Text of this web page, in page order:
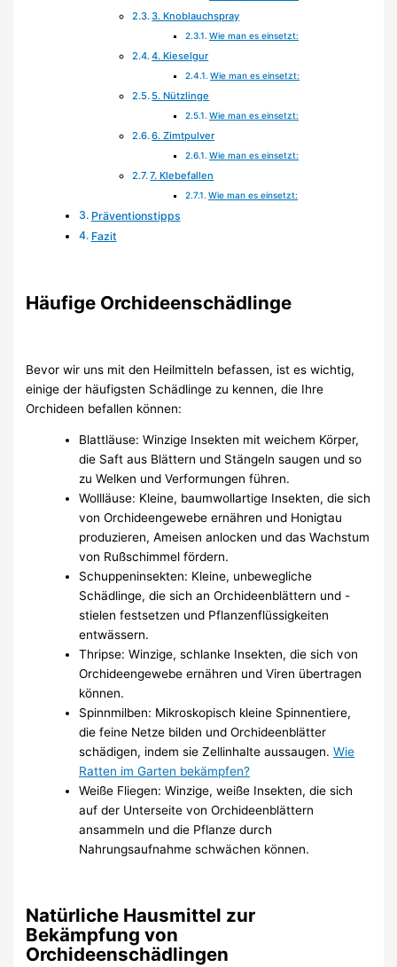
3. Knoblauchspray
Wie man es einsetzt:
4. Kieselgur
Wie man es einsetzt:
5. Nützlinge
Wie man es einsetzt:
6. Zimtpulver
Wie man es einsetzt:
7. Klebefallen
Wie man es einsetzt:
Präventionstipps
Fazit
Häufige Orchideenschädlinge
Bevor wir uns mit den Heilmitteln befassen, ist es wichtig,
einige der häufigsten Schädlinge zu kennen, die Ihre
Orchideen befallen können:
Blattläuse: Winzige Insekten mit weichem Körper,
die Saft aus Blättern und Stängeln saugen und so
zu Welken und Verformungen führen.
Wollläuse: Kleine, baumwollartige Insekten, die sich
von Orchideengewebe ernähren und Honigtau
produzieren, Ameisen anlocken und das Wachstum
von Rußschimmel fördern.
Schuppeninsekten: Kleine, unbewegliche
Schädlinge, die sich an Orchideenblättern und -
stielen festsetzen und Pflanzenflüssigkeiten
entwässern.
Thripse: Winzige, schlanke Insekten, die sich von
Orchideengewebe ernähren und Viren übertragen
können.
Spinnmilben: Mikroskopisch kleine Spinnentiere,
die feine Netze bilden und Orchideenblätter
schädigen, indem sie Zellinhalte aussaugen.Wie
Ratten im Garten bekämpfen?
Weiße Fliegen: Winzige, weiße Insekten, die sich
auf der Unterseite von Orchideenblättern
ansammeln und die Pflanze durch
Nahrungsaufnahme schwächen können.
Natürliche Hausmittel zur
Bekämpfung von
Orchideenschädlingen